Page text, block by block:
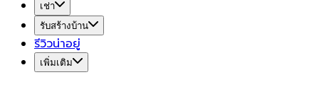
เช่า
รับสร้างบ้าน
รีวิวน่าอยู่
เพิ่มเติม